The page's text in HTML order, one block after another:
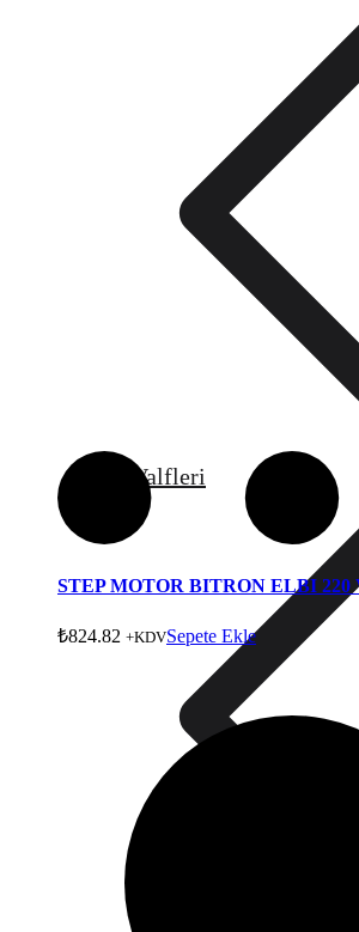
Gaz Valfleri
STEP MOTOR BITRON ELBI 220
₺824.82 +KDVSepete Ekle